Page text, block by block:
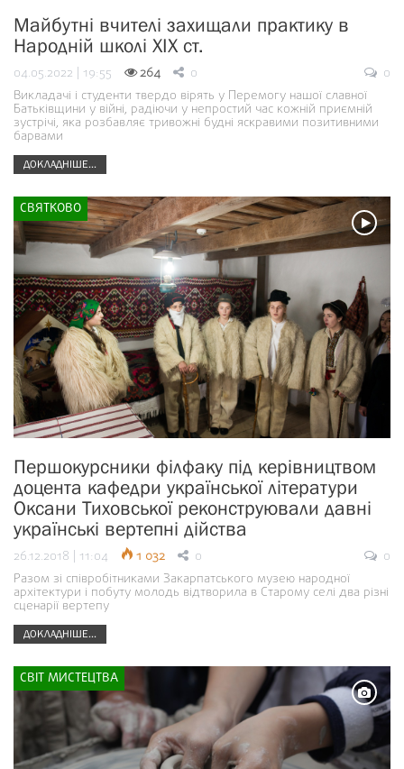
Майбутні вчителі захищали практику в
Народній школі ХІХ ст.
04.05.2022 | 19:55 264 0
0
Викладачі і студенти твердо вірять у Перемогу нашої славної
Батьківщини у війні, радіючи у непростий час кожній приємній
зустрічі, яка розбавляє тривожні будні яскравими позитивними
барвами
ДОКЛАДНІШЕ...
СВЯТКОВО
Першокурсники філфаку під керівництвом
доцента кафедри української літератури
Оксани Тиховської реконструювали давні
українські вертепні дійства
26.12.2018 | 11:04 1 032 0
0
Разом зі співробітниками Закарпатського музею народної
архітектури і побуту молодь відтворила в Старому селі два різні
сценарії вертепу
ДОКЛАДНІШЕ...
СВІТ МИСТЕЦТВА